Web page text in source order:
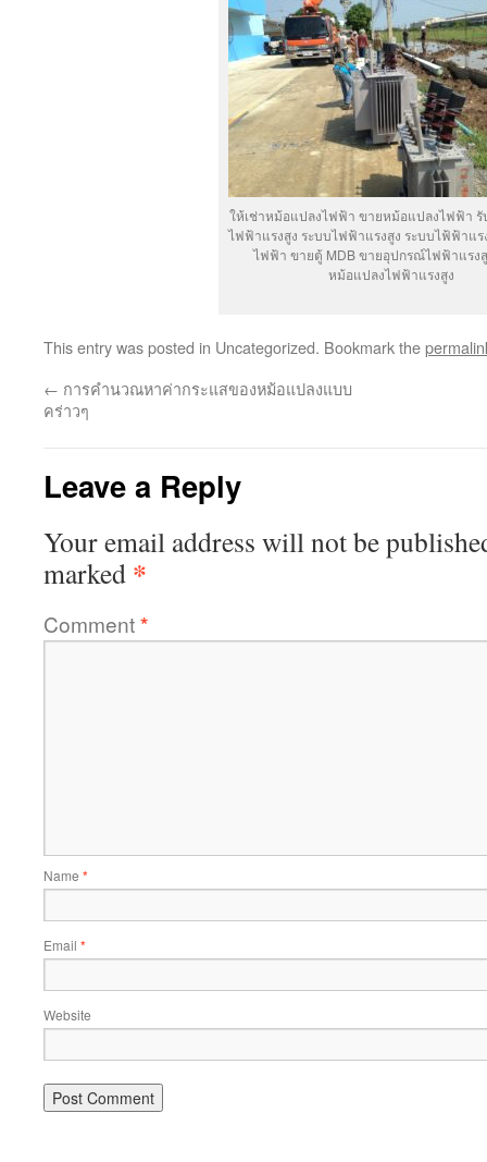
ให้เช่าหม้อแปลงไฟฟ้า ขายหม้อแปลงไฟฟ้า
ไฟฟ้าแรงสูง ระบบไฟฟ้าแรงสูง ระบบไฟ้ฟ้าแร
ไฟฟ้า ขายตู้ MDB ขายอุปกรณ์ไฟฟ้าแรง
หม้อแปลงไฟฟ้าแรงสูง
This entry was posted in Uncategorized. Bookmark the
← การคำนวณหาค่ากระแสของหม้อแปลงแบบ
คร่าวๆ
Leave a Reply
Your email address will not be
marked *
Comment*
Name *
Email *
Website